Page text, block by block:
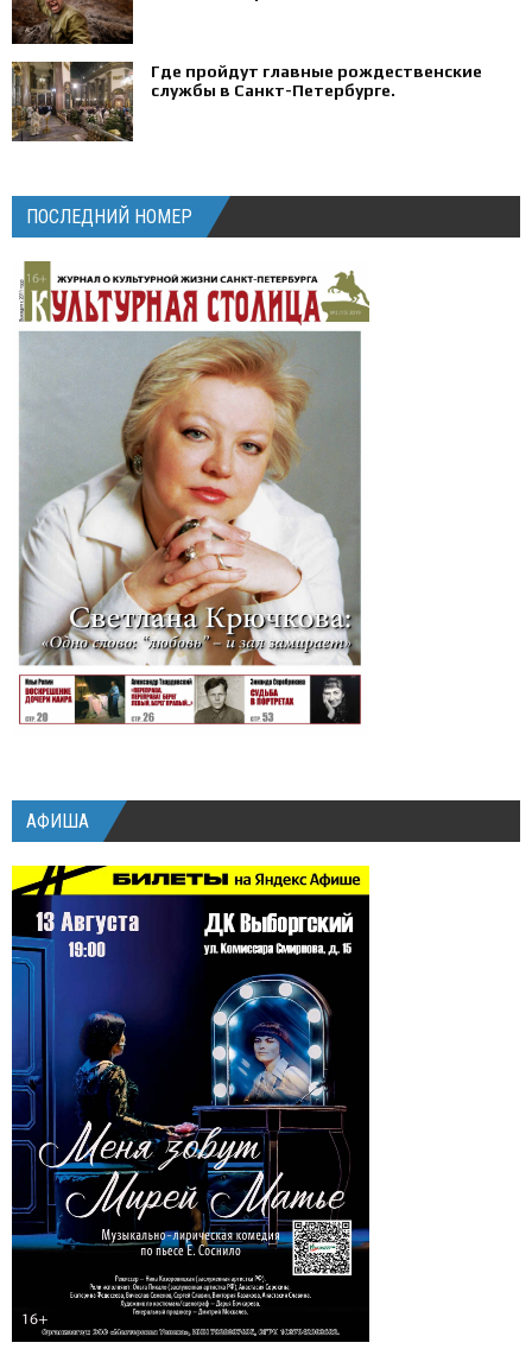
Где пройдут главные рождественские
службы в Санкт-Петербурге.
ПОСЛЕДНИЙ НОМЕР
АФИША